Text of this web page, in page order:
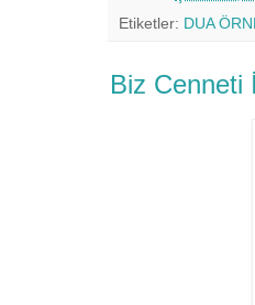
Etiketler: DUA
Biz Cenneti